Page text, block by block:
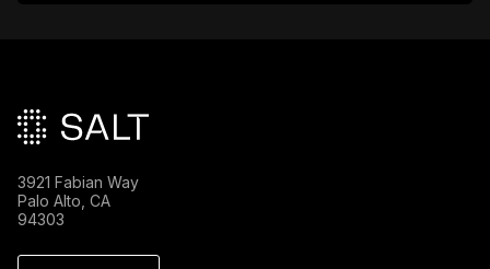
3921 Fabian Way
Palo Alto, CA
94303